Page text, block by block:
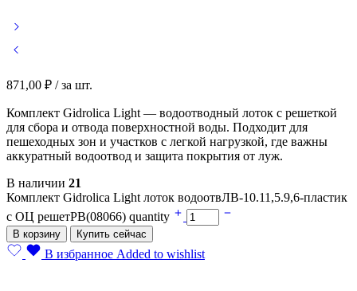
871,00 ₽ / за шт.
Комплект Gidrolica Light — водоотводный лоток с решеткой
для сбора и отвода поверхностной воды. Подходит для
пешеходных зон и участков с легкой нагрузкой, где важны
аккуратный водоотвод и защита покрытия от луж.
В наличии 21
Комплект Gidrolica Light лоток водоотвЛВ-10.11,5.9,6-пластик
с ОЦ решетРВ(08066) quantity
В корзину Купить сейчас
В избранное Added to wishlist